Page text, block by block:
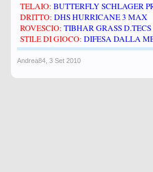
TELAIO: BUTTERFLY SCHLAGER
DRITTO: DHS HURRICANE 3 MAX
ROVESCIO: TIBHAR GRASS
STILE DI GIOCO: DIFESA DALLA
Andrea84 3 Set 2010